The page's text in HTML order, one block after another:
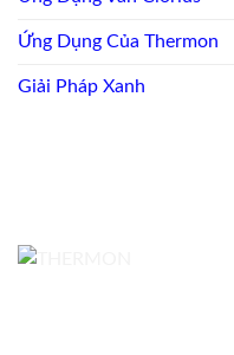
Ứng Dụng Của Thermon
Giải Pháp Xanh